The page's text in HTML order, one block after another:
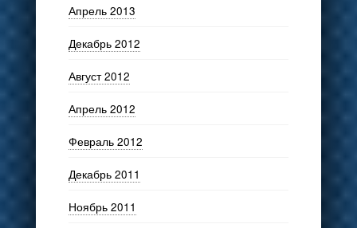
Апрель 2013
Декабрь 2012
Август 2012
Апрель 2012
Февраль 2012
Декабрь 2011
Ноябрь 2011